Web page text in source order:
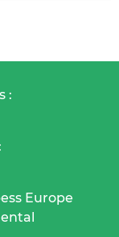
:
Europe